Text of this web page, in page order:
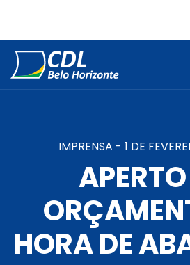
IMPRENSA - 1 DE
HORA DE